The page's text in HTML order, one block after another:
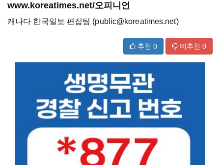
www.koreatimes.net/오피니언
캐나다 한국일보 편집팀 (public@koreatimes.net)
추천 0 비추천 0